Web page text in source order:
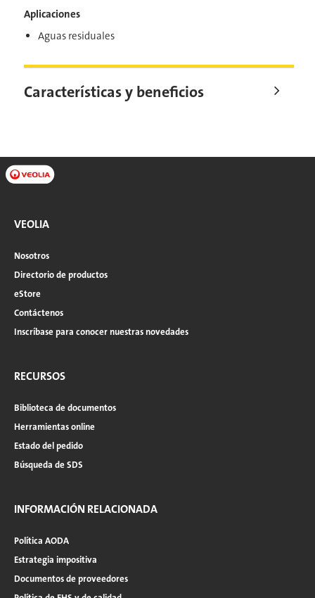
Aplicaciones
Aguas residuales
Características y beneficios
VEOLIA
Nosotros
Directorio de productos
eStore
Contáctenos
Inscríbase para conocer nuestras novedades
RECURSOS
Biblioteca de documentos
Herramientas online
Estado del pedido
Búsqueda de SDS
INFORMACIÓN RELACIONADA
Política AODA
Estrategia impositiva
Documentos de proveedores